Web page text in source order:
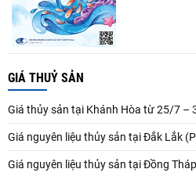
GIÁ THUỶ SẢN
Giá thủy sản tại Khánh Hòa từ 25/7 –
Giá nguyên liệu thủy sản tại Đắk Lắk
Giá nguyên liệu thủy sản tại Đồng